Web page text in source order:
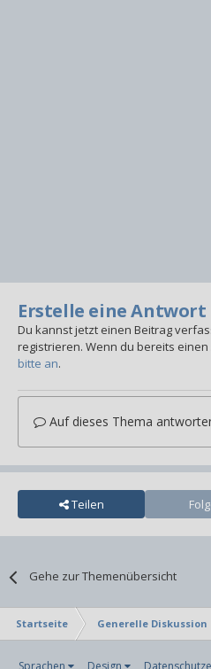
Erstelle eine Antwort
Du kannst jetzt einen Beitrag
registrieren. Wenn du bereits einen
bitte an.
Auf dieses Thema
Teilen
Gehe zur Themenübersicht
Startseite Generelle Diskussion
Sprachen Design